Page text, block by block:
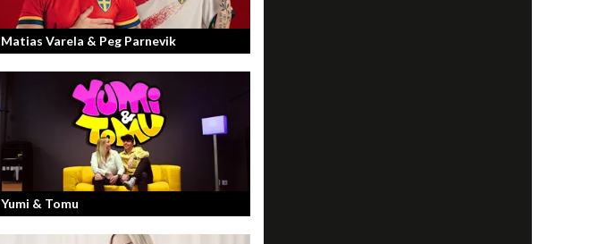
Matias Varela & Peg Parnevik
Här i Sverige så finns det en bred mix av olika
nationaliteter från hela världen och många
svenskar har en annan grundnationalitet...
Yumi & Tomu